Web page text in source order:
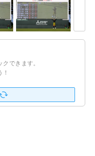
できます。